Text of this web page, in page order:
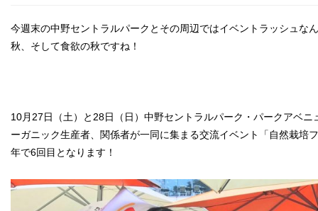
今週末の中野セントラルパークとその周辺ではイベントラッシュな
秋、そして食欲の秋ですね！
10月27日（土）と28日（日）中野セントラルパーク・パークアベニ
ーガニック生産者、関係者が一同に集まる交流イベント「自然栽培
年で6回目となります！